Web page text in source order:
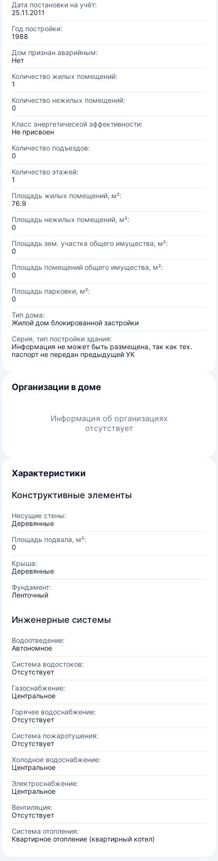
Дата постановки на учёт:
25.11.2011
Год постройки:
1988
Дом признан аварийным:
Нет
Количество жилых помещений:
1
Количество нежилых помещений:
0
Класс энергетической эффективности:
Не присвоен
Количество подъездов:
0
Количество этажей:
1
Площадь жилых помещений, м²:
76.9
Площадь нежилых помещений, м²:
0
Площадь зем. участка общего имущества, м²:
0
Площадь помещений общего имущества, м²:
0
Площадь парковки, м²:
0
Тип дома:
Жилой дом блокированной застройки
Серия, тип постройки здания:
Информация не может быть размещена, так как тех.
паспорт не передан предыдущей УК
Организации в доме
Информация об организациях
отсутствует
Характеристики
Конструктивные элементы
Несущие стены:
Деревянные
Площадь подвала, м²:
0
Крыша:
Деревянные
Фундамент:
Ленточный
Инженерные системы
Водоотведение:
Автономное
Система водостоков:
Отсутствует
Газоснабжение:
Центральное
Горячее водоснабжение:
Отсутствует
Система пожаротушения:
Отсутствует
Холодное водоснабжение:
Центральное
Электроснабжение:
Центральное
Вентиляция:
Отсутствует
Система отопления:
Квартирное отопление (квартирный котел)